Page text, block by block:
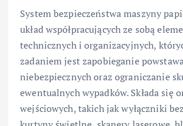
System bezpieczeństwa maszyny
układ współpracujących ze sobą
technicznych i organizacyjnych,
zadaniem jest zapobieganie
niebezpiecznych oraz ograniczanie
ewentualnych wypadków. Składa się
wejściowych, takich jak wyłączniki